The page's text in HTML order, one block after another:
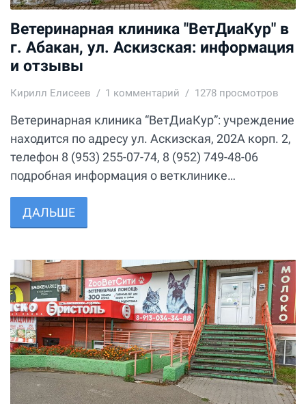
Ветеринарная клиника "ВетДиаКур" в
г. Абакан, ул. Аскизская: информация
и отзывы
Кирилл Елисеев 1 комментарий 1278 просмотров
Ветеринарная клиника “ВетДиаКур”: учреждение
находится по адресу ул. Аскизская, 202А корп. 2,
телефон 8 (953) 255-07-74, 8 (952) 749-48-06
подробная информация о ветклинике…
ДАЛЬШЕ